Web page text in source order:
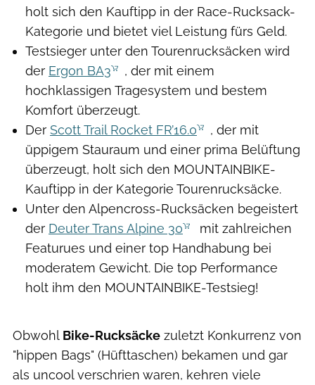
holt sich den Kauftipp in der Race-Rucksack-
Kategorie und bietet viel Leistung fürs Geld.
Testsieger unter den Tourenrucksäcken wird
der Ergon BA3
, der mit einem
hochklassigen Tragesystem und bestem
Komfort überzeugt.
Der Scott Trail Rocket FR’16.0
, der mit
üppigem Stauraum und einer prima Belüftung
überzeugt, holt sich den MOUNTAINBIKE-
Kauftipp in der Kategorie Tourenrucksäcke.
Unter den Alpencross-Rucksäcken begeistert
der Deuter Trans Alpine 30
mit zahlreichen
Featurues und einer top Handhabung bei
moderatem Gewicht. Die top Performance
holt ihm den MOUNTAINBIKE-Testsieg!
Obwohl Bike-Rucksäcke zuletzt Konkurrenz von
"hippen Bags" (Hüfttaschen) bekamen und gar
als uncool verschrien waren, kehren viele